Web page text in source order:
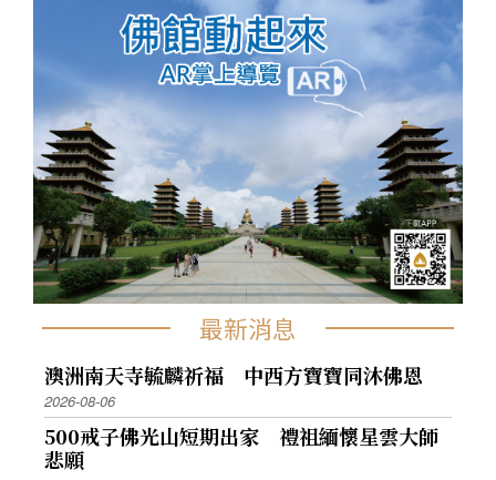
最新消息
澳洲南天寺毓麟祈福 中西方寶寶同沐佛恩
2026-08-06
500戒子佛光山短期出家 禮祖緬懷星雲大師
悲願